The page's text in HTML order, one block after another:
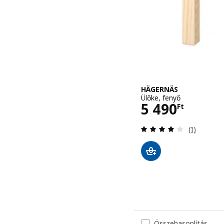
HÄGERNÄS
Ülőke, fenyő
5 490Ft
Ár 5490Ft
(1)